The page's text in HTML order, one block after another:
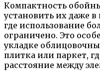
Компактность
установить их даже
где использование
ограничено. Это
укладке
плитка или паркет,
расстояние между